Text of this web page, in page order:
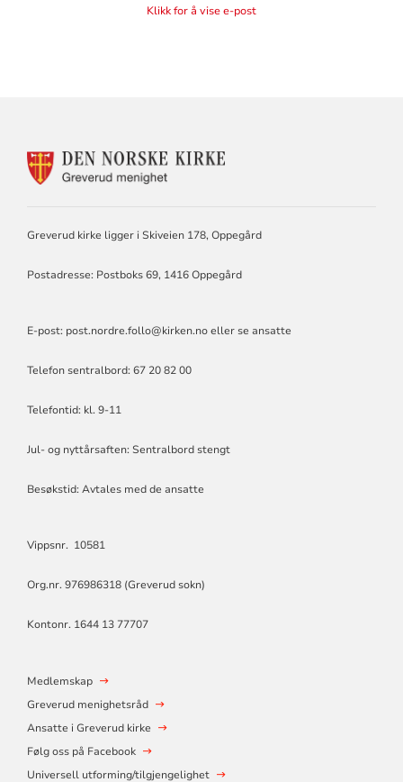
Klikk for å vise e-post
KONTAKTINFORMASJON
Greverud kirke ligger i Skiveien 178, Oppegård
Postadresse: Postboks 69, 1416 Oppegård
E-post: post.nordre.follo@kirken.noeller se ansatte
Telefon sentralbord: 67 20 82 00
Telefontid: kl. 9-11
Jul- og nyttårsaften: Sentralbord stengt
Besøkstid: Avtales med de ansatte
Vippsnr. 10581
Org.nr. 976986318 (Greverud sokn)
Kontonr. 1644 13 77707
Medlemskap
Greverud menighetsråd
Ansatte i Greverud kirke
Følg oss på Facebook
Universell utforming/tilgjengelighet